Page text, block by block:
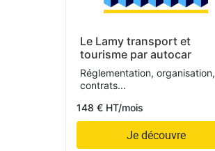
Le Lamy transport et
tourisme par autocar
Réglementation, organisation,
contrats...
148 € HT/mois
Je découvre